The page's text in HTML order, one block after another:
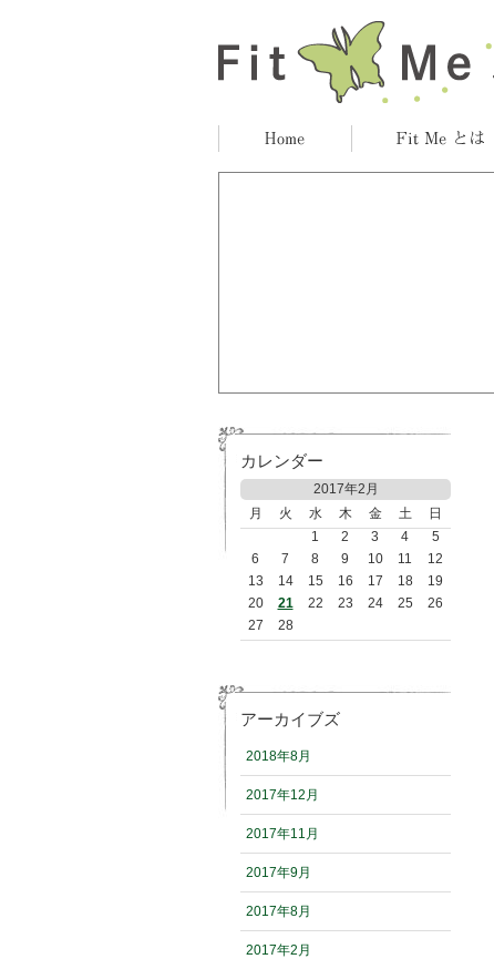
カレンダー
2017年2月
月
火 水 木 金 土
日
1
2 3 4
5
6
7 8 9 10 11
12
13
14 15 16 17 18
19
20
21 22 23 24 25
26
27
28
アーカイブズ
2018年8月
2017年12月
2017年11月
2017年9月
2017年8月
2017年2月